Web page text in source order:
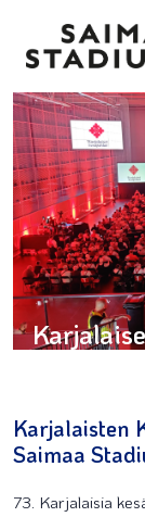
Karjalaisten
Saimaa
73. Karjalaisia